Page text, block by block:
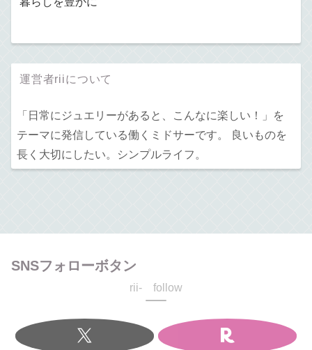
運営者riiについて
「日常にジュエリーがあると、こんなに楽しい！」を
テーマに発信している働くミドサーです。 良いものを
長く大切にしたい。シンプルライフ。
SNSフォローボタン
rii- follow